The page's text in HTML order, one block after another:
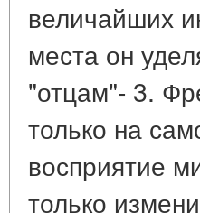
величайших
места он
"отцам"- 3.
только на
восприятие
только